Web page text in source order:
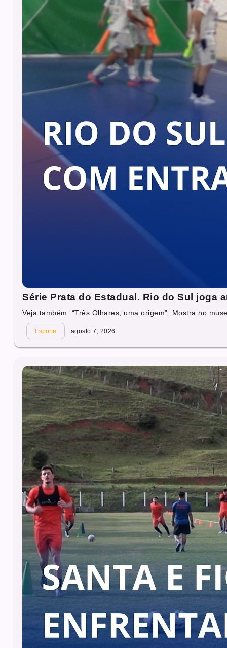
Série Prata do Estadual. Rio do Sul joga
Veja também: “Três Olhares, uma origem”. Mostra no
Esporte agosto 7, 2026